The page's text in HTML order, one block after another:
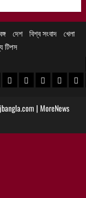
দেশ বিশ্ব সংবাদ খেলা
টিপস
নিউজ
খবর
জলপাইগুড়ি খবর
শিলিগুড়ি খবর
উত্তরদক্ষিণ
| MoreNews